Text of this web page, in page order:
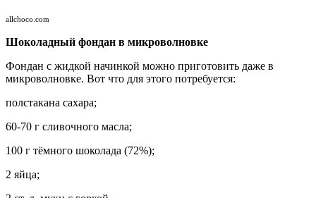
allchoco.com
Шоколадный фондан в микроволновке
Фондан с жидкой начинкой можно приготовить даже в
микроволновке. Вот что для этого потребуется:
полстакана сахара;
60-70 г сливочного масла;
100 г тёмного шоколада (72%);
2 яйца;